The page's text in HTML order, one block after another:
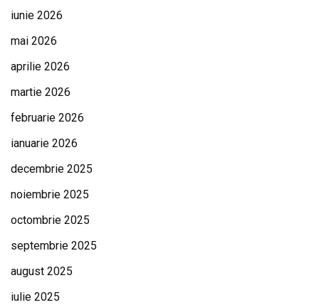
iunie 2026
mai 2026
aprilie 2026
martie 2026
februarie 2026
ianuarie 2026
decembrie 2025
noiembrie 2025
octombrie 2025
septembrie 2025
august 2025
iulie 2025